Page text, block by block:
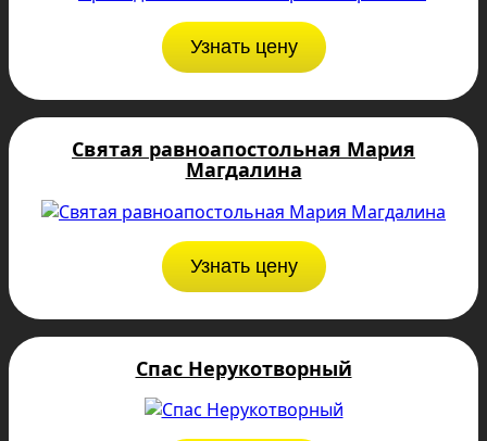
Узнать цену
Святая равноапостольная Мария
Магдалина
Узнать цену
Спас Нерукотворный